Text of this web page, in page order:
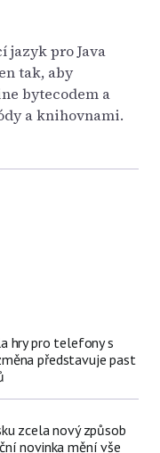
jazyk pro Java
tak, aby
bytecodem a
a knihovnami.
hry pro telefony s
představuje past
zcela nový způsob
novinka mění vše